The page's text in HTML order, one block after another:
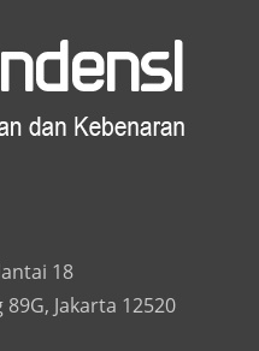
18
Jakarta 12520